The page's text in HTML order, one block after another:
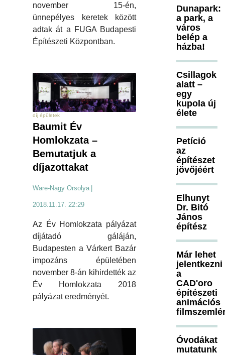
november 15-én,
ünnepélyes keretek között
adtak át a FUGA Budapesti
Építészeti Központban.
díj épületek
Baumit Év
Homlokzata –
Bemutatjuk a
díjazottakat
Ware-Nagy Orsolya
2018.11.17. 22:29
Az Év Homlokzata pályázat
díjátadó gáláján,
Budapesten a Várkert Bazár
impozáns épületében
november 8-án kihirdették az
Év Homlokzata 2018
pályázat eredményét.
Dunapark:
a park, a
város
belép a
házba!
Csillagok
alatt –
egy
kupola új
élete
Petíció
az
építészet
jövőjéért
Elhunyt
Dr. Bitó
János
építész
Már lehet
jelentkezni
a
CAD'oro
építészeti
animációs
Óvodákat
mutatunk